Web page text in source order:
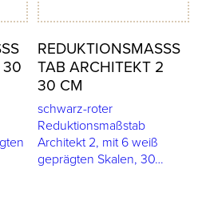
C
REDUKTIONSMASSST
AB ARCHITEKT 2 3
0 CM
schwarz-roter
Reduktionsmaßstab
Architekt 2, mit 6 weiß
geprägten Skalen, 30…